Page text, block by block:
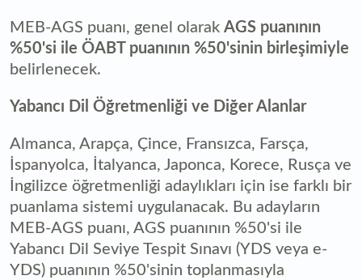
MEB-AGS puanı, genel olarak AGS puanının
%50'si ile ÖABT puanının %50'sinin birleşimiyle
belirlenecek.
Yabancı Dil Öğretmenliği ve Diğer Alanlar
Almanca, Arapça, Çince, Fransızca, Farsça,
İspanyolca, İtalyanca, Japonca, Korece, Rusça ve
İngilizce öğretmenliği adaylıkları için ise farklı bir
puanlama sistemi uygulanacak. Bu adayların
MEB-AGS puanı, AGS puanının %50'si ile
Yabancı Dil Seviye Tespit Sınavı (YDS veya e-
YDS) puanının %50'sinin toplanmasıyla